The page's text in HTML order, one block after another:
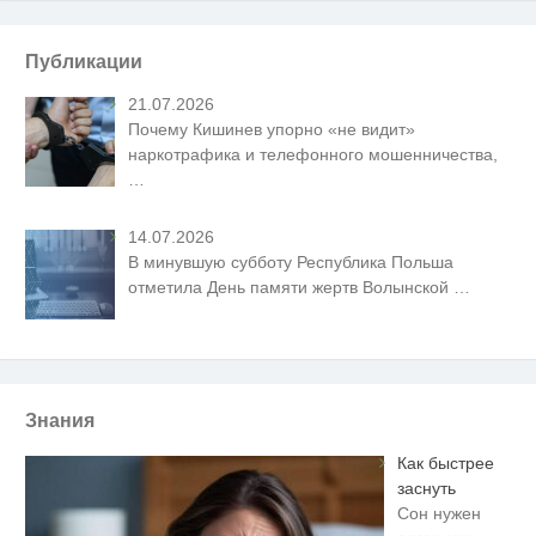
Публикации
21.07.2026
Почему Кишинев упорно «не видит»
наркотрафика и телефонного мошенничества,
14.07.2026
В минувшую субботу Республика Польша
отметила День памяти жертв Волынской …
Знания
Как быстрее
заснуть
Сон нужен